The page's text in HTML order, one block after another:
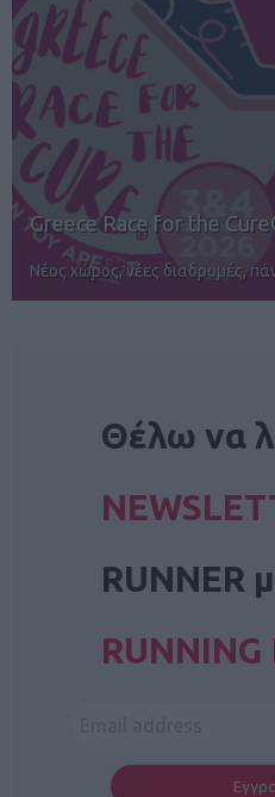
12ος TUI Rhodes
Αγώνες για όλους στην
Θέλω να
RUNNER
RUNNING